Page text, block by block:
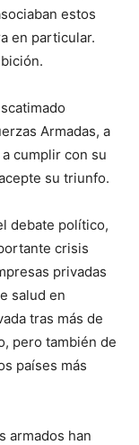
estos
en particular.
Armadas, a
cumplir con su
su triunfo.
debate político,
crisis
privadas
salud en
tras más de
pero también de
países más
armados han